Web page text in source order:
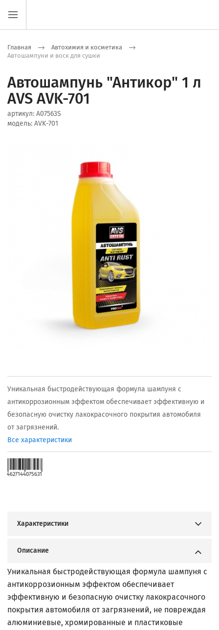
Главная
Автохимия и косметика
Автошампуни и воск для сушки
Автошампунь "Антикор" 1 л
AVS AVK-701
артикул: A07563S
модель: AVK-701
Уникальная быстродействующая формула шампуня с
антикоррозионным эффектом обеспечивает эффективную и
безопасную очистку лакокрасочного покрытия автомобиля
от загрязнений.
Все характеристики
4627144075631
Характеристики
Описание
Уникальная быстродействующая формула шампуня с
антикоррозионным эффектом обеспечивает
эффективную и безопасную очистку лакокрасочного
покрытия автомобиля от загрязнений, не повреждая
алюминиевые, хромированные и пластиковые